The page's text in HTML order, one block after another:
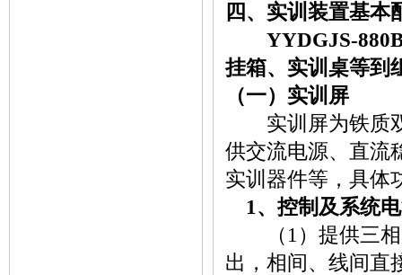
四、实训装置基本
YYDGJS-880B
挂箱、实训桌等到
（一）实训屏
实训屏为铁质双
供交流电源、直流
实训器件等，具体
1、控制及系统
（1）提供三相
出，相间、线间直